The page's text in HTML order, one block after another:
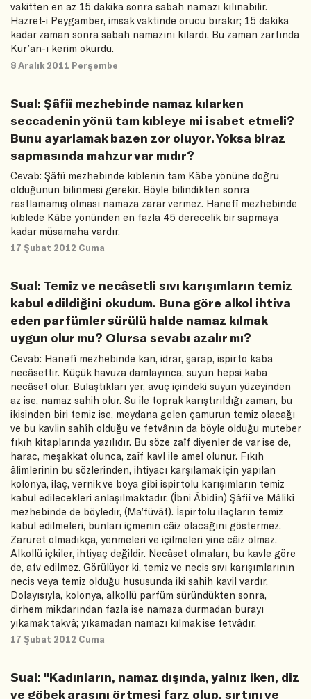
vakitten en az 15 dakika sonra sabah namazı kılınabilir.
Hazret-i Peygamber, imsak vaktinde orucu bırakır; 15 dakika
kadar zaman sonra sabah namazını kılardı. Bu zaman zarfında
Kur’an-ı kerim okurdu.
8 Aralık 2011 Perşembe
Sual: Şâfiî mezhebinde namaz kılarken
seccadenin yönü tam kıbleye mi isabet etmeli?
Bunu ayarlamak bazen zor oluyor. Yoksa biraz
sapmasında mahzur var mıdır?
Cevab: Şâfiî mezhebinde kıblenin tam Kâbe yönüne doğru
olduğunun bilinmesi gerekir. Böyle bilindikten sonra
rastlamamış olması namaza zarar vermez. Hanefî mezhebinde
kıblede Kâbe yönünden en fazla 45 derecelik bir sapmaya
kadar müsamaha vardır.
17 Şubat 2012 Cuma
Sual: Temiz ve necâsetli sıvı karışımların temiz
kabul edildiğini okudum. Buna göre alkol ihtiva
eden parfümler sürülü halde namaz kılmak
uygun olur mu? Olursa sevabı azalır mı?
Cevab: Hanefî mezhebinde kan, idrar, şarap, ispirto kaba
necâsettir. Küçük havuza damlayınca, suyun hepsi kaba
necâset olur. Bulaştıkları yer, avuç içindeki suyun yüzeyinden
az ise, namaz sahih olur. Su ile toprak karıştırıldığı zaman, bu
ikisinden biri temiz ise, meydana gelen çamurun temiz olacağı
ve bu kavlin sahîh olduğu ve fetvânın da böyle olduğu muteber
fıkıh kitaplarında yazılıdır. Bu söze zaîf diyenler de var ise de,
harac, meşakkat olunca, zaîf kavl ile amel olunur. Fıkıh
âlimlerinin bu sözlerinden, ihtiyacı karşılamak için yapılan
kolonya, ilaç, vernik ve boya gibi ispirtolu karışımların temiz
kabul edilecekleri anlaşılmaktadır. (İbni Âbidîn) Şâfiî ve Mâlikî
mezhebinde de böyledir, (Ma’füvât). İspirtolu ilaçların temiz
kabul edilmeleri, bunları içmenin câiz olacağını göstermez.
Zaruret olmadıkça, yenmeleri ve içilmeleri yine câiz olmaz.
Alkollü içkiler, ihtiyaç değildir. Necâset olmaları, bu kavle göre
de, afv edilmez. Görülüyor ki, temiz ve necis sıvı karışımlarının
necis veya temiz olduğu hususunda iki sahih kavil vardır.
Dolayısıyla, kolonya, alkollü parfüm süründükten sonra,
dirhem mikdarından fazla ise namaza durmadan burayı
yıkamak takvâ; yıkamadan namazı kılmak ise fetvâdır.
17 Şubat 2012 Cuma
Sual: "Kadınların, namaz dışında, yalnız iken, diz
ve göbek arasını örtmesi farz olup, sırtını ve